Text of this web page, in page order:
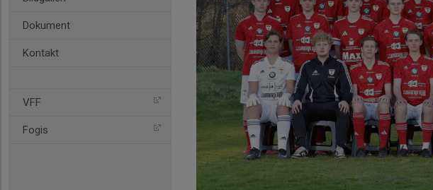
Dokument
Kontakt
VFF
Fogis